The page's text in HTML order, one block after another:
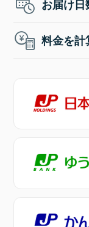
お届け
料金を計